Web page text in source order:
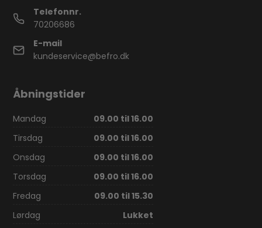
Telefonnr.
70206686
E-mail
kundeservice@befro.dk
Åbningstider
Mandag
09.00 til 16.00
Tirsdag
09.00 til 16.00
Onsdag
09.00 til 16.00
Torsdag
09.00 til 16.00
Fredag
09.00 til 15.30
Lørdag
Lukket